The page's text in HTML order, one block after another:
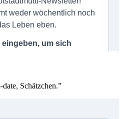
Schätzchen.”